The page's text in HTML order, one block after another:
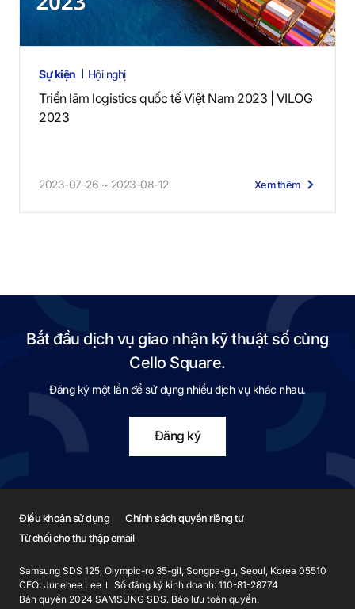
Sự kiện Hội nghị
Triển lãm logistics quốc tế Việt Nam 2023 | VILOG
2023
2023-07-26 ~ 2023-08-12 Xem thêm
Bắt đầu dịch vụ giao nhận kỹ thuật số cùng
Cello Square.
Đăng ký một lần để sử dụng nhiều dịch vụ khác nhau.
Đăng ký
Samsung SDS 125, Olympic-ro 35-gil, Songpa-gu, Seoul, Korea 05510
CEO: Junehee Lee
Số đăng ký kinh doanh: 110-81-28774
Bản quyền 2024 SAMSUNG SDS. Bảo lưu toàn quyền.
Điều khoản sử dụng
Chính sách quyền riêng tư
Từ chối cho thu thập email